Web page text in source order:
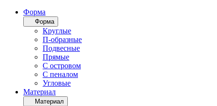
Форма
Форма
Круглые
П-образные
Подвесные
Прямые
С островом
С пеналом
Угловые
Материал
Материал